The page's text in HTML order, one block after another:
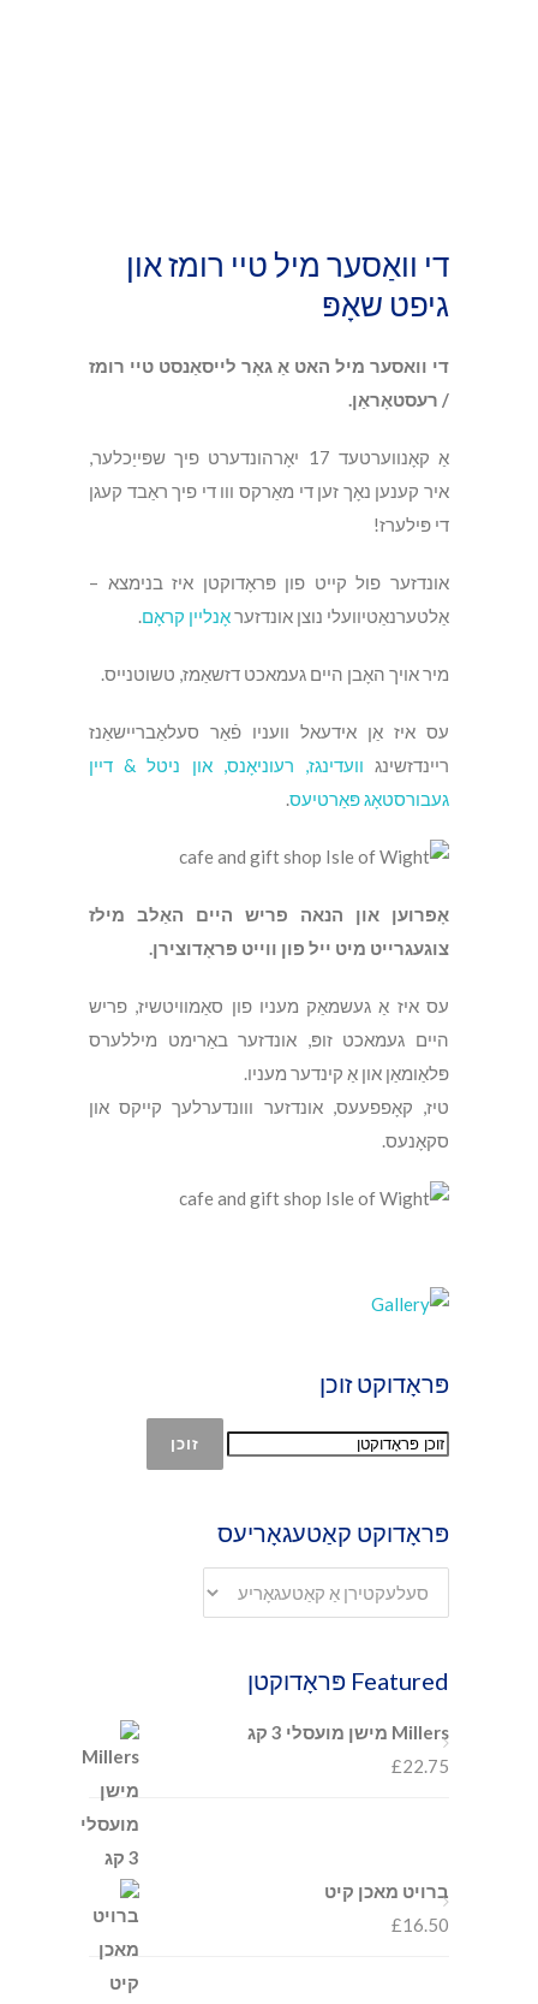
די וואַסער מיל טיי רומז און
גיפט שאָפּ
די וואסער מיל האט אַ גאָר לייסאַנסט טיי רומז
/ רעסטאָראַן.
אַ קאָנווערטעד 17 יאָרהונדערט פיך שפּייַכלער,
איר קענען נאָך זען די מאַרקס ווו די פיך ראַבד קעגן
די פּילערז!
אונדזער פול קייט פון פּראָדוקטן איז בנימצא –
אַלטערנאַטיוועלי נוצן אונדזעראָנליין קראָם.
מיר אויך האָבן היים געמאכט דזשאַמז, טשוטנייס.
עס איז אַן אידעאל וועניו פֿאַר סעלאַבריישאַנז
ריינדזשינג וועדינגז, רעוניאָנס, און ניטל & דיין
געבורסטאָג פּאַרטיעס.
אָפּרוען און הנאה פריש היים האַלב מילז
צוגעגרייט מיט ייל פון ווייט פּראָדוצירן.
עס איז אַ געשמאַק מעניו פון סאַמוויטשיז, פריש
היים געמאכט זופּ, אונדזער באַרימט מיללערס
פּלאַומאַן און אַ קינדער מעניו.
טיז, קאָפפעעס, אונדזער ווונדערלעך קייקס און
סקאָנעס.
פּראָדוקט זוכן
זוכן
פּראָדוקט קאַטעגאָריעס
Featured פּראָדוקטן
Millers מישן מועסלי 3 קג
£22.75
ברויט מאכן קיט
£16.50